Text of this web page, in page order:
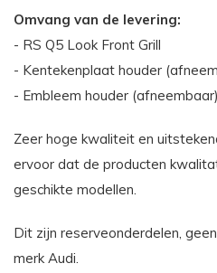
Omvang van de levering:
- RS Q5 Look Front Grill
- Kentekenplaat houder
- Embleem houder (afneembaar)
Zeer hoge kwaliteit en
ervoor dat de producten
geschikte modellen.
Dit zijn reserveonderdelen,
merk Audi.